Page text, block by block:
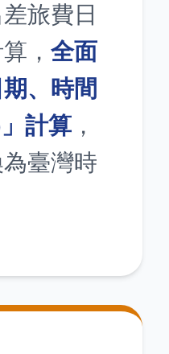
旅費日
， 全面
、時間
計算 ，
臺灣時